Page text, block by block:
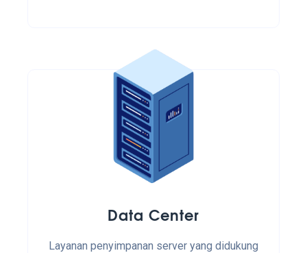
Data Center
Layanan penyimpanan server yang didukung